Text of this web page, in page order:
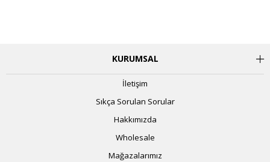
KURUMSAL
İletişim
Sıkça Sorulan Sorular
Hakkımızda
Wholesale
Mağazalarımız